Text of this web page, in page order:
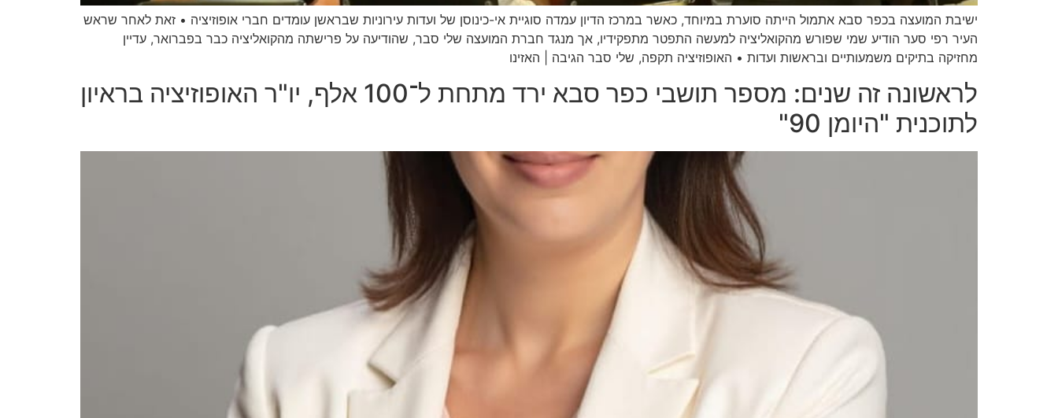
ישיבת המועצה בכפר סבא אתמול הייתה סוערת במיוחד, כאשר במרכז הדיון עמדה סוגיית אי-כינוסן של ועדות עירוניות שבראשן עומדים חברי אופוזיציה • זאת לאחר שראש
העיר רפי סער הודיע שמי שפורש מהקואליציה למעשה התפטר מתפקידיו, אך מנגד חברת המועצה שלי סבר, שהודיעה על פרישתה מהקואליציה כבר בפברואר, עדיין
מחזיקה בתיקים משמעותיים ובראשות ועדות • האופוזיציה תקפה, שלי סבר הגיבה | האזינו
לראשונה זה שנים: מספר תושבי כפר סבא ירד מתחת ל־100 אלף, יו"ר האופוזיציה בראיון
לתוכנית "היומן 90"